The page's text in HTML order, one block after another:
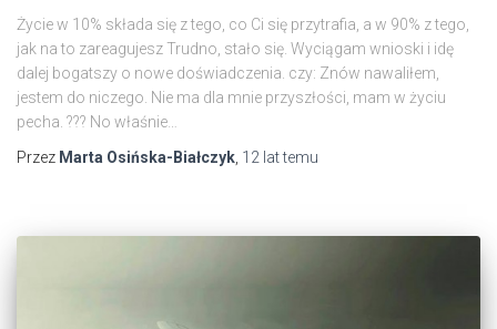
Życie w 10% składa się z tego, co Ci się przytrafia, a w 90% z tego,
jak na to zareagujesz Trudno, stało się. Wyciągam wnioski i idę
dalej bogatszy o nowe doświadczenia. czy: Znów nawaliłem,
jestem do niczego. Nie ma dla mnie przyszłości, mam w życiu
pecha. ??? No właśnie…
Przez Marta Osińska-Białczyk 12 lattemu